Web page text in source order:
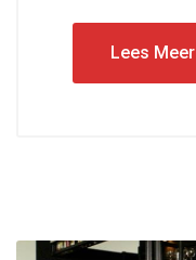
Lees Meer